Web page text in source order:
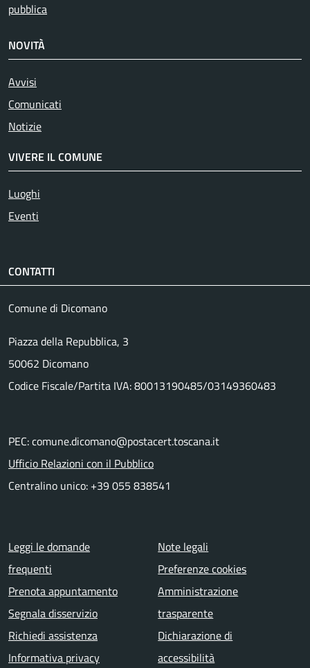
pubblica
NOVITÀ
Avvisi
Comunicati
Notizie
VIVERE IL COMUNE
Luoghi
Eventi
CONTATTI
Comune di Dicomano
Piazza della Repubblica, 3
50062 Dicomano
Codice Fiscale/Partita IVA: 80013190485/03149360483
PEC: comune.dicomano@postacert.toscana.it
Ufficio Relazioni con il Pubblico
Centralino unico: +39 055 838541
Menu piè di pagina
Leggi le domande
frequenti
Prenota appuntamento
Segnala disservizio
Richiedi assistenza
Informativa privacy
Note legali
Preferenze cookies
Amministrazione
trasparente
Dichiarazione di
accessibilità